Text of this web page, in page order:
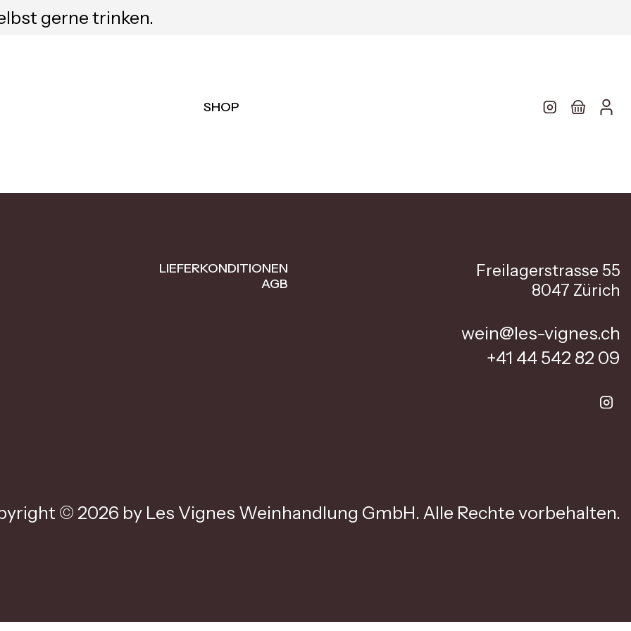
gerne trinken.
SHOP
LIEFERKONDITIONEN
AGB
Freilagerstrasse 55
8047 Zürich
wein@les-vignes.ch
+41 44 542 82 09
© 2026 by Les Vignes Weinhandlung GmbH. Alle Rechte vorbehalten.